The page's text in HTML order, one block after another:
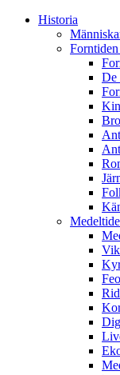
Historia
De